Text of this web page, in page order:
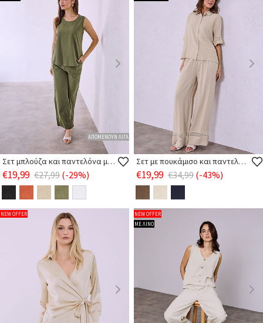
ΑΠΟΜΕΝΟΥΝ ΛΙΓΑ
Σετ μπλούζα και παντελόνα με λινό
€19,99 €27,99 (-29%)
Σετ με πουκάμισο και παντελόνα απο βισκόζη
€19,99 €34,99 (-43%)
NEW OFFER
NEW OFFER
ΜΕ ΛΙΝΟ